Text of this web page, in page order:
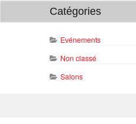
Catégories
Evénements
Non classé
Salons